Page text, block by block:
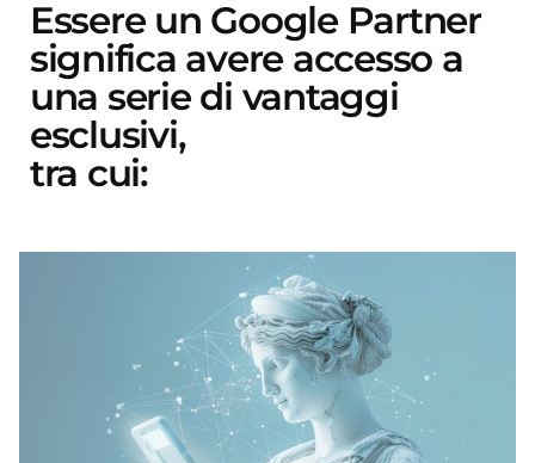
Essere un Google Partner
significa avere accesso a
una serie di vantaggi
esclusivi,
tra cui: